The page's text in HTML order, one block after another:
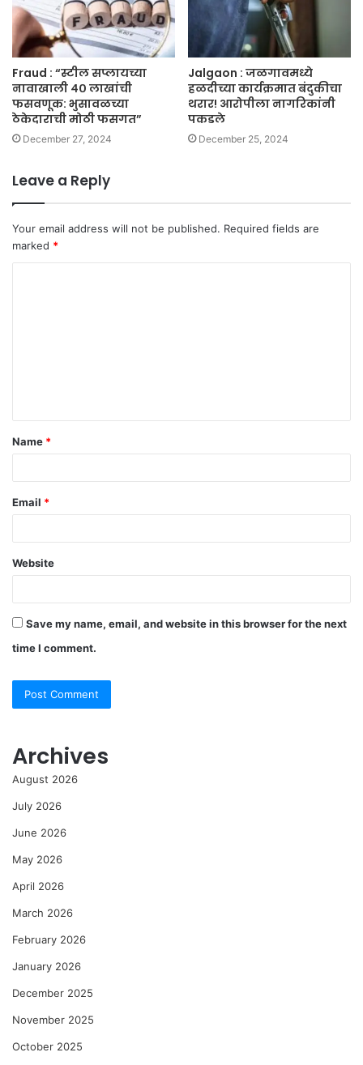
Fraud : “स्टील सप्लायच्या
नावाखाली ४० लाखांची
फसवणूक: भुसावळच्या
ठेकेदाराची मोठी फसगत”
December 27, 2024
Jalgaon : जळगावमध्ये
हळदीच्या कार्यक्रमात बंदुकीचा
थरार! आरोपीला नागरिकांनी
पकडले
December 25, 2024
Leave a Reply
Your email address will not be published. Required fields are
marked *
t
*
Name *
Email *
Website
Save my name, email, and website in this browser for the next
time I comment.
Archives
August 2026
July 2026
June 2026
May 2026
April 2026
March 2026
February 2026
January 2026
December 2025
November 2025
October 2025